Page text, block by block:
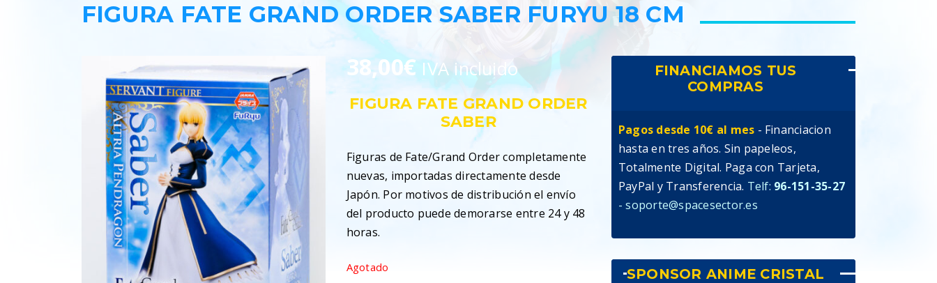
FIGURA FATE GRAND ORDER SABER FURYU 18 CM
38,00€ IVA incluido
FIGURA FATE GRAND ORDER
SABER
Figuras de Fate/Grand Order completamente
nuevas, importadas directamente desde
Japón. Por motivos de distribución el envío
del producto puede demorarse entre 24 y 48
horas.
Agotado
FINANCIAMOS TUS
COMPRAS
Pagos desde 10€ al mes - Financiacion
hasta en tres años. Sin papeleos,
Totalmente Digital. Paga con Tarjeta,
PayPal y Transferencia. Telf: 96-151-35-27
- soporte@spacesector.es
SPONSOR ANIME CRISTAL